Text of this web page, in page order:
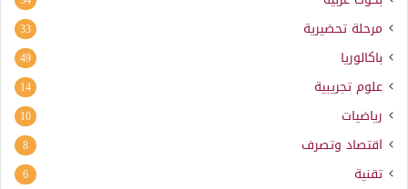
مرحلة تحضيرية 33
باكالوريا 49
علوم تجريبية 14
رياضيات 10
اقتصاد وتصرف 8
تقنية 6